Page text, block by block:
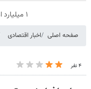
۱ میلیارد اعتبار خرید طلا | بدون ضامن و چک
صفحه اصلی اخبار اقتصادی
۴ نفر